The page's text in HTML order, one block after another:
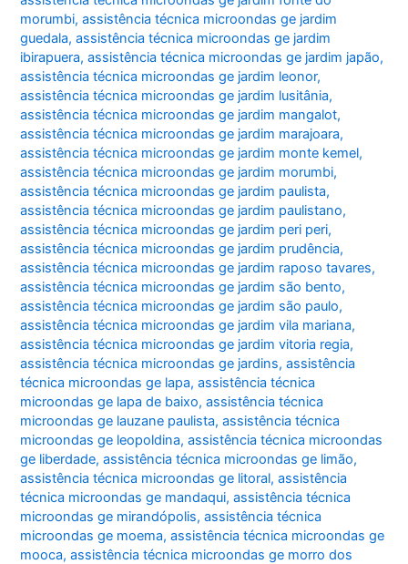
morumbi,assistência técnica microondas ge jardim
guedala,assistência técnica microondas ge jardim
ibirapuera,assistência técnica microondas ge jardim japão,
assistência técnica microondas ge jardim leonor,
assistência técnica microondas ge jardim lusitânia,
assistência técnica microondas ge jardim mangalot,
assistência técnica microondas ge jardim marajoara,
assistência técnica microondas ge jardim monte kemel,
assistência técnica microondas ge jardim morumbi,
assistência técnica microondas ge jardim paulista,
assistência técnica microondas ge jardim paulistano,
assistência técnica microondas ge jardim peri peri,
assistência técnica microondas ge jardim prudência,
assistência técnica microondas ge jardim raposo tavares,
assistência técnica microondas ge jardim são bento,
assistência técnica microondas ge jardim são paulo,
assistência técnica microondas ge jardim vila mariana,
assistência técnica microondas ge jardim vitoria regia,
assistência técnica microondas ge jardins,assistência
técnica microondas ge lapa,assistência técnica
microondas ge lapa de baixo,assistência técnica
microondas ge lauzane paulista,assistência técnica
microondas ge leopoldina,assistência técnica microondas
ge liberdade,assistência técnica microondas ge limão,
assistência técnica microondas ge litoral,assistência
técnica microondas ge mandaqui,assistência técnica
microondas ge mirandópolis,assistência técnica
microondas ge moema,assistência técnica microondas ge
mooca,assistência técnica microondas ge morro dos